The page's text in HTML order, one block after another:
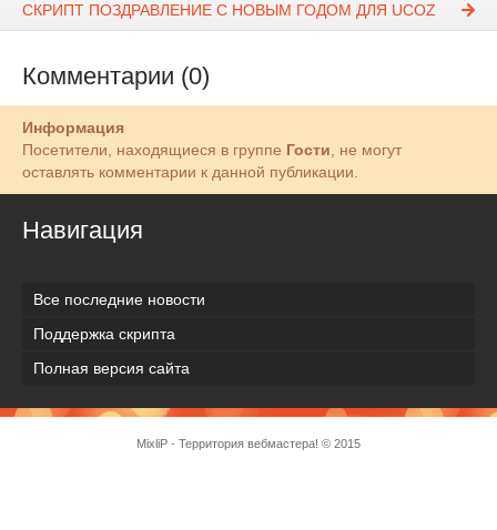
СКРИПТ ПОЗДРАВЛЕНИЕ С НОВЫМ ГОДОМ ДЛЯ UCOZ
Комментарии (0)
Информация
Посетители, находящиеся в группе Гости, не могут
оставлять комментарии к данной публикации.
Навигация
Все последние новости
Поддержка скрипта
Полная версия сайта
MixliP - Территория вебмастера! © 2015